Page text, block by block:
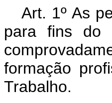
Art. 1º As
para fins do
formação
Trabalho.